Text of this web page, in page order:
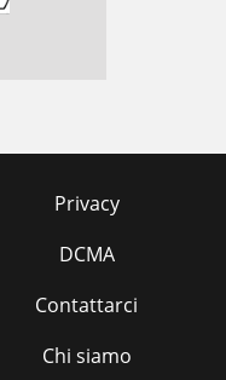
Privacy
DCMA
Contattarci
Chi siamo